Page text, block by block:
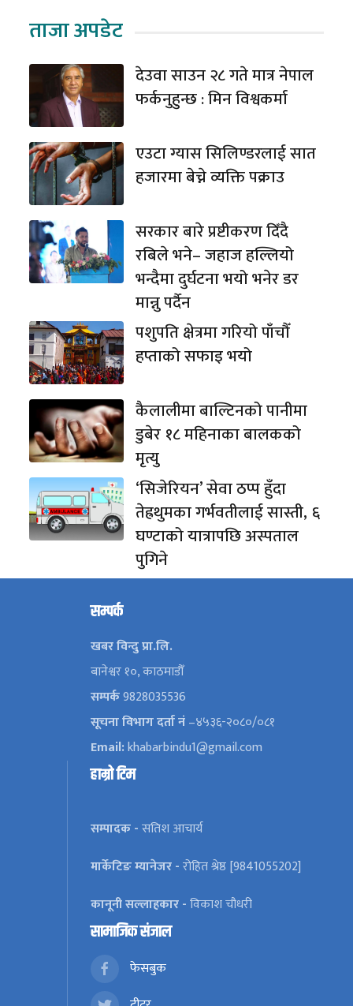
ताजा अपडेट
देउवा साउन २८ गते मात्र नेपाल
फर्कनुहुन्छ : मिन विश्वकर्मा
एउटा ग्यास सिलिण्डरलाई सात
हजारमा बेच्ने व्यक्ति पक्राउ
सरकार बारे प्रष्टीकरण दिँदै
रबिले भने– जहाज हल्लियो
भन्दैमा दुर्घटना भयो भनेर डर
मान्नु पर्दैन
पशुपति क्षेत्रमा गरियो पाँचौँ
हप्ताको सफाइ भयो
कैलालीमा बाल्टिनको पानीमा
डुबेर १८ महिनाका बालकको
मृत्यु
‘सिजेरियन’ सेवा ठप्प हुँदा
तेह्रथुमका गर्भवतीलाई सास्ती, ६
घण्टाको यात्रापछि अस्पताल
पुगिने
सम्पर्क
खबर विन्दु प्रा.लि.
बानेश्वर १०, काठमाडौँ
सम्पर्क9828035536
सूचना विभाग दर्ता नं–४५३६-२०८०/०८१
Email:khabarbindu1@gmail.com
हाम्रो टिम
सम्पादक -सतिश आचार्य
मार्केटिङ म्यानेजर -रोहित श्रेष्ठ [9841055202]
कानूनी सल्लाहकार -विकाश चौधरी
सामाजिक संजाल
फेसबुक